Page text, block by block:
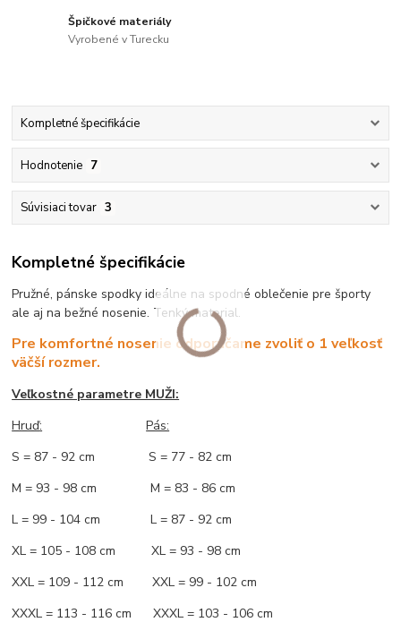
Špičkové materiály
Vyrobené v Turecku
Kompletné špecifikácie
Hodnotenie 7
Súvisiaci tovar 3
Kompletné špecifikácie
Pružné, pánske spodky ideálne na spodné oblečenie pre športy
ale aj na bežné nosenie. Tenký material.
Pre komfortné nosenie odporúčame zvoliť o 1 veľkosť
väčší rozmer.
Veľkostné parametre MUŽI:
Hruď:
Pás:
S = 87 - 92 cm S = 77 - 82 cm
M = 93 - 98 cm M = 83 - 86 cm
L = 99 - 104 cm L = 87 - 92 cm
XL = 105 - 108 cm XL = 93 - 98 cm
XXL = 109 - 112 cm XXL = 99 - 102 cm
XXXL = 113 - 116 cm XXXL = 103 - 106 cm